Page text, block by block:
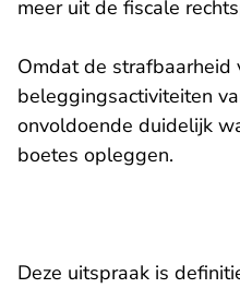
meer uit de fiscale
Omdat de strafbaarheid
beleggingsactiviteiten
onvoldoende duidelijk
boetes opleggen.
Deze uitspraak is